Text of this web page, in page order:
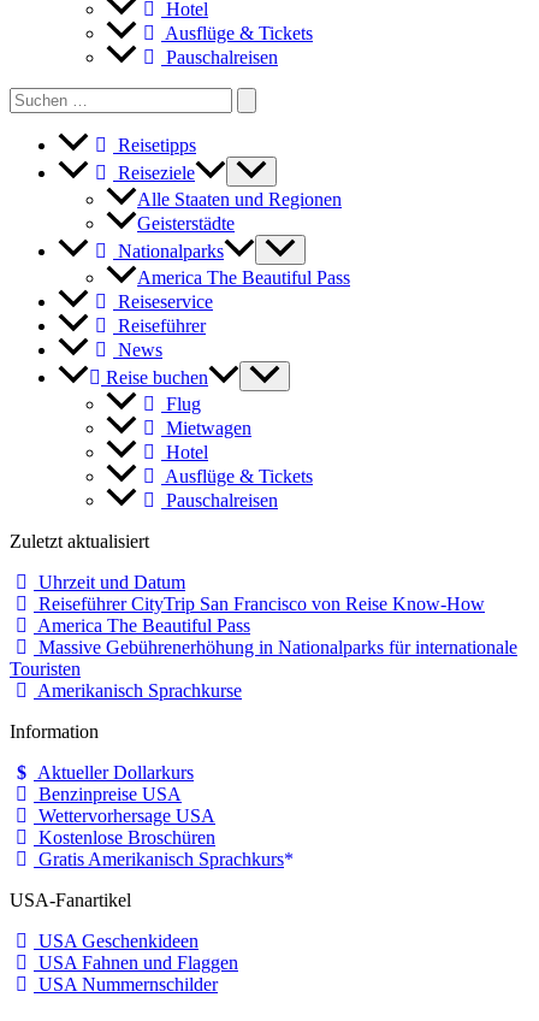
Hotel
Ausflüge & Tickets
Pauschalreisen
Search
for:
Reisetipps
Reiseziele
Alle Staaten und Regionen
Geisterstädte
Nationalparks
America The Beautiful Pass
Reiseservice
Reiseführer
News
Reise buchen
Flug
Mietwagen
Hotel
Ausflüge & Tickets
Pauschalreisen
Zuletzt aktualisiert
Uhrzeit und Datum
Reiseführer CityTrip San Francisco von Reise Know-How
America The Beautiful Pass
Massive Gebührenerhöhung in Nationalparks für internationale
Touristen
Amerikanisch Sprachkurse
Information
Aktueller Dollarkurs
Benzinpreise USA
Wettervorhersage USA
Kostenlose Broschüren
Gratis Amerikanisch Sprachkurs
USA-Fanartikel
USA Geschenkideen
USA Fahnen und Flaggen
USA Nummernschilder